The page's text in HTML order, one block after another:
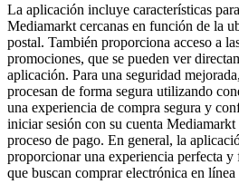
La aplicación incluye características
Mediamarkt cercanas en función de la
postal. También proporciona acceso a
promociones, que se pueden ver
aplicación. Para una seguridad
procesan de forma segura utilizando
una experiencia de compra segura y
iniciar sesión con su cuenta
proceso de pago. En general, la
proporcionar una experiencia perfecta y
que buscan comprar electrónica en